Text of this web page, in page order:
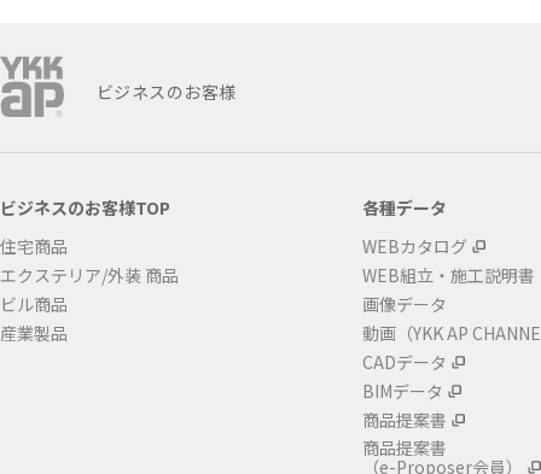
ビジネスのお客様
ビジネスのお客様TOP
住宅商品
エクステリア/外装 商品
ビル商品
産業製品
各種データ
WEBカタログ
WEB組立・施工説明書
画像データ
動画（YKK AP
CADデータ
BIMデータ
商品提案書
商品提案書
（e-Proposer会員）